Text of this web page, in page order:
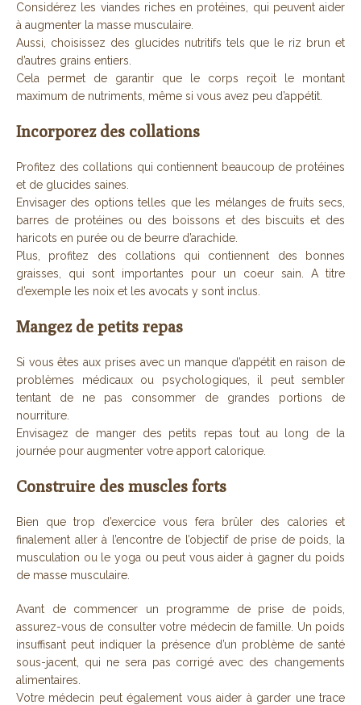
Considérez les viandes riches en protéines, qui peuvent aider
à augmenter la masse musculaire.
Aussi, choisissez des glucides nutritifs tels que le riz brun et
d’autres grains entiers.
Cela permet de garantir que le corps reçoit le montant
maximum de nutriments, même si vous avez peu d’appétit.
Incorporez des collations
Profitez des collations qui contiennent beaucoup de protéines
et de glucides saines.
Envisager des options telles que les mélanges de fruits secs,
barres de protéines ou des boissons et des biscuits et des
haricots en purée ou de beurre d’arachide.
Plus, profitez des collations qui contiennent des bonnes
graisses, qui sont importantes pour un coeur sain. A titre
d’exemple les noix et les avocats y sont inclus.
Mangez de petits repas
Si vous êtes aux prises avec un manque d’appétit en raison de
problèmes médicaux ou psychologiques, il peut sembler
tentant de ne pas consommer de grandes portions de
nourriture.
Envisagez de manger des petits repas tout au long de la
journée pour augmenter votre apport calorique.
Construire des muscles forts
Bien que trop d’exercice vous fera brûler des calories et
finalement aller à l’encontre de l’objectif de prise de poids, la
musculation ou le yoga ou peut vous aider à gagner du poids
de masse musculaire.
Avant de commencer un programme de prise de poids,
assurez-vous de consulter votre médecin de famille. Un poids
insuffisant peut indiquer la présence d’un problème de santé
sous-jacent, qui ne sera pas corrigé avec des changements
alimentaires.
Votre médecin peut également vous aider à garder une trace